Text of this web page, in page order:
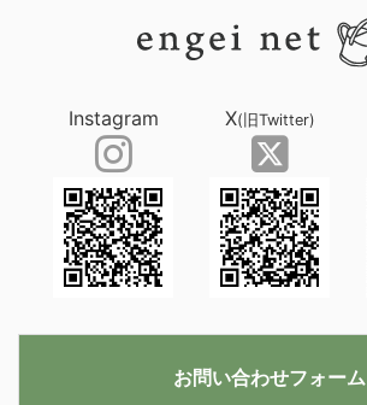
Instagram X(旧Twitter)
お問い合わせフォーム